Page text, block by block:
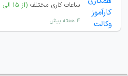
ساعات کاری مختلف (از ۱۵ الی ۲۰ میلیون)
۴ هفته پیش